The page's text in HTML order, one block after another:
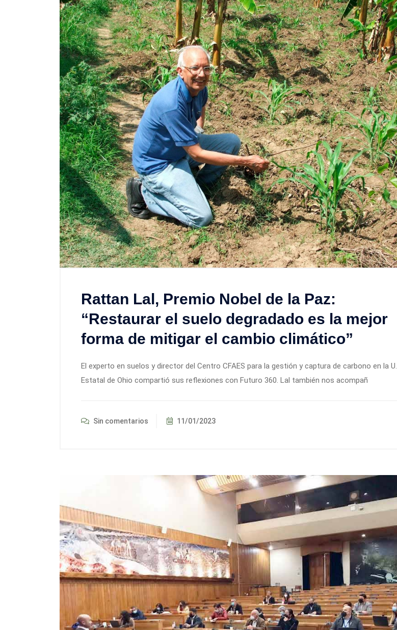
Rattan Lal, Premio Nobel de la Paz:
“Restaurar el suelo degradado es la mejor
forma de mitigar el cambio climático”
El experto en suelos y director del Centro CFAES para la gestión y captura de carbono en la U.
Estatal de Ohio compartió sus reflexiones con Futuro 360. Lal también nos acompañ
Sin comentarios 11/01/2023